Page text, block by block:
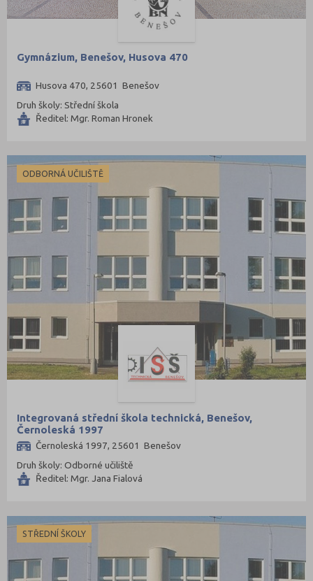
Gymnázium, Benešov, Husova 470
Husova 470, 25601 Benešov
Druh školy: Střední škola
Ředitel: Mgr. Roman Hronek
ODBORNÁ UČILIŠTĚ
Integrovaná střední škola technická, Benešov,
Černoleská 1997
Černoleská 1997, 25601 Benešov
Druh školy: Odborné učiliště
Ředitel: Mgr. Jana Fialová
STŘEDNÍ ŠKOLY